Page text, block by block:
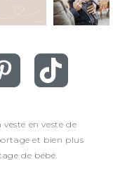
en veste de
et bien plus
de bébé.